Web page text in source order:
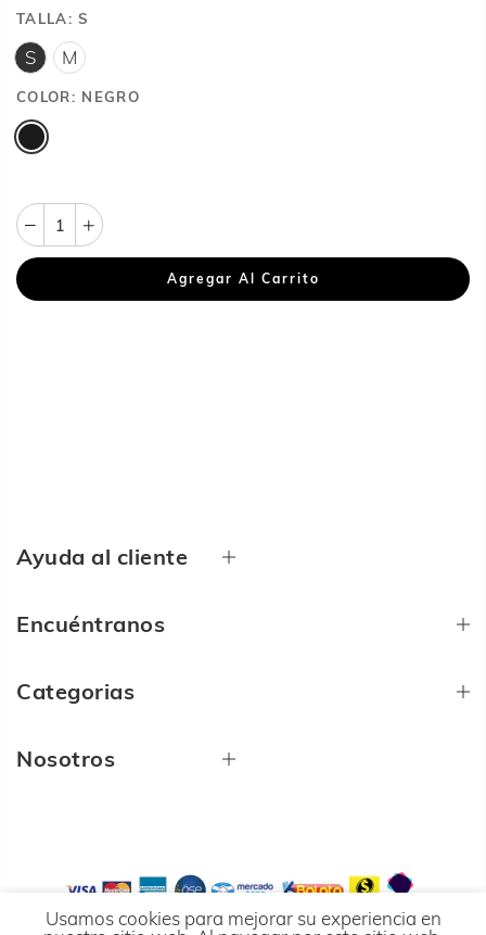
TALLA:S
S M
COLOR: NEGRO
Agregar Al Carrito
Ayuda al cliente
Nosotros
Encuéntranos
Categorias
Usamos cookies para mejorar su experiencia en